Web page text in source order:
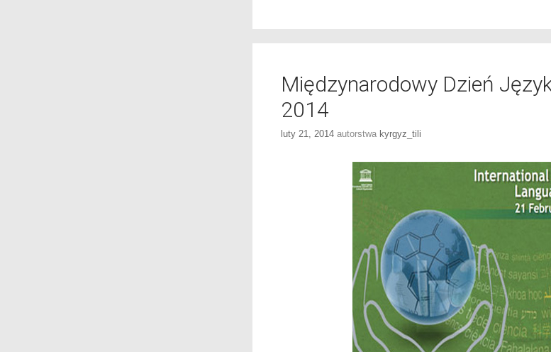
Międzynarodowy Dzień
2014
luty 21, 2014 autorstwa kyrgyz_tili